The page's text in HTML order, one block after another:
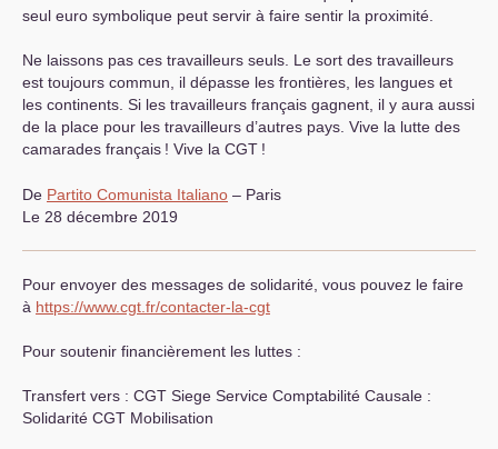
seul euro symbolique peut servir à faire sentir la proximité.
Ne laissons pas ces travailleurs seuls. Le sort des travailleurs
est toujours commun, il dépasse les frontières, les langues et
les continents. Si les travailleurs français gagnent, il y aura aussi
de la place pour les travailleurs d’autres pays. Vive la lutte des
camarades français ! Vive la CGT !
De Partito Comunista Italiano – Paris
Le 28 décembre 2019
Pour envoyer des messages de solidarité, vous pouvez le faire
à https://www.cgt.fr/contacter-la-cgt
Pour soutenir financièrement les luttes :
Transfert vers : CGT Siege Service Comptabilité Causale :
Solidarité CGT Mobilisation